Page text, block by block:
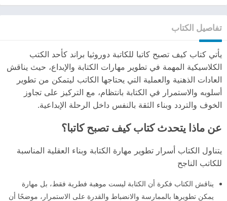
تفاصيل الكتاب
يأتي كتاب كيف تصبح كاتبا للكاتبة دوروثيا براند كأحد الكتب
الكلاسيكية المهمة في تطوير مهارات الكتابة والإبداع، حيث يناقش
العادات الذهنية والعملية التي يحتاجها الكاتب ليتمكن من تطوير
أسلوبه والاستمرار في الكتابة بانتظام، مع التركيز على تجاوز
الخوف والتردد وبناء الثقة بالنفس داخل الرحلة الإبداعية.
عن ماذا يتحدث كتاب كيف تصبح كاتبا؟
يتناول الكتاب أسرار تطوير مهارة الكتابة وبناء العقلية المناسبة
للكاتب الناجح
يناقش الكتاب فكرة أن الكتابة ليست موهبة فطرية فقط، بل مهارة
يمكن تطويرها بالممارسة والانضباط والقدرة على الاستمرار، موضحًا أن